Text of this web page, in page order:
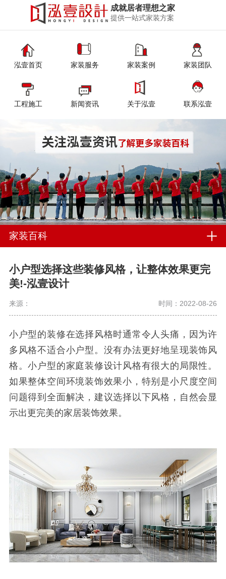
成就居者理想之家
提供一站式家装方案
泓壹首页 家装服务 家装案例 家装团队
工程施工 新闻资讯 关于泓壹 联系泓壹
家装百科
小户型选择这些装修风格，让整体效果更完
美!-泓壹设计
来源： 时间：2022-08-26
小户型的装修在选择风格时通常令人头痛，因为许
多风格不适合小户型。没有办法更好地呈现装饰风
格。小户型的家庭装修设计风格有很大的局限性。
如果整体空间环境装饰效果小，特别是小尺度空间
问题得到全面解决，建议选择以下风格，自然会显
示出更完美的家居装饰效果。